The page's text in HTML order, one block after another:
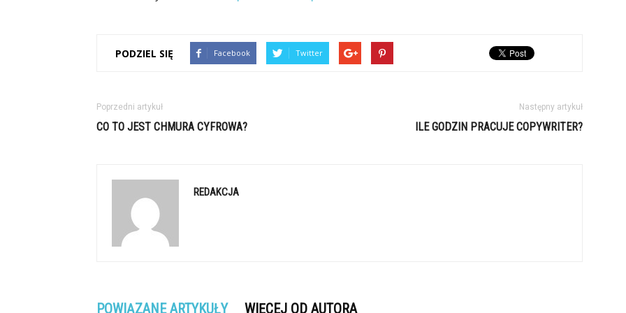
PODZIEL SIĘ Facebook Twitter
Poprzedni artykuł
CO TO JEST CHMURA CYFROWA?
Następny artykuł
ILE GODZIN PRACUJE COPYWRITER?
REDAKCJA
POWIĄZANE ARTYKUŁY WIĘCEJ OD AUTORA